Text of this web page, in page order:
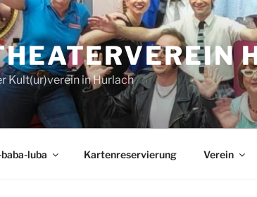
Kult(ur)verein in Hurlach
luba Kartenreservierung Verein